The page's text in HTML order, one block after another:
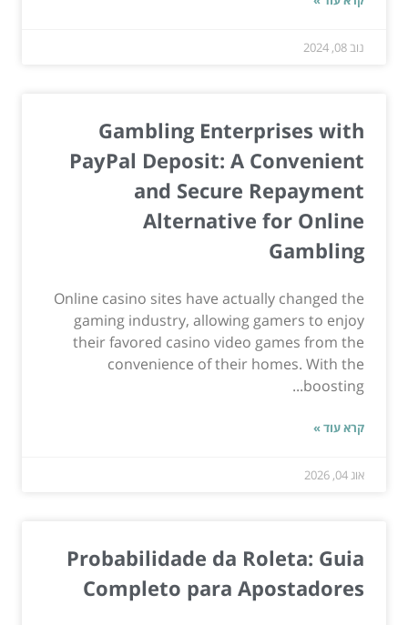
נוב 08, 2024
Gambling Enterprises with
PayPal Deposit: A Convenient
and Secure Repayment
Alternative for Online
Gambling
Online casino sites have actually changed the
gaming industry, allowing gamers to enjoy
their favored casino video games from the
convenience of their homes. With the
boosting...
קרא עוד »
אוג 04, 2026
Probabilidade da Roleta: Guia
Completo para Apostadores